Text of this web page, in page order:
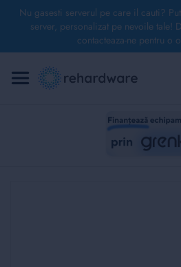
Nu gasesti serverul pe care il cauti?
server, personalizat pe nevoile tale!
contacteaza-ne pentru o
la
Conținut